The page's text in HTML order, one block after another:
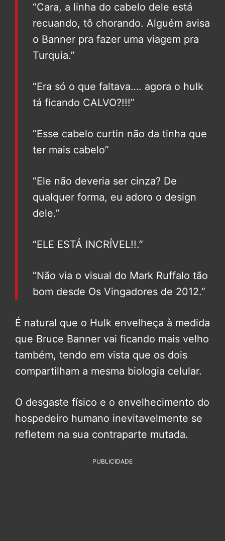
“Cara, a linha do cabelo dele está
recuando, tô chorando. Alguém avisa
o Banner pra fazer uma viagem pra
Turquia.”
“Era só o que faltava…. agora o hulk
tá ficando CALVO?!!!”
“Esse cabelo curtin não da tinha que
ter mais cabelo”
“Ele não deveria ser cinza? De
qualquer forma, eu adoro o design
dele.”
“ELE ESTÁ INCRÍVEL!!.”
“Não via o visual do Mark Ruffalo tão
bom desde Os Vingadores de 2012.”
É natural que o Hulk envelheça à medida
que Bruce Banner vai ficando mais velho
também, tendo em vista que os dois
compartilham a mesma biologia celular.
O desgaste físico e o envelhecimento do
hospedeiro humano inevitavelmente se
refletem na sua contraparte mutada.
PUBLICIDADE